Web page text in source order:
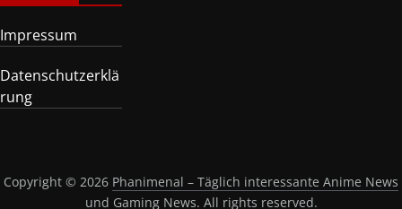
Impressum
Datenschutzerklä
rung
Copyright © 2026 Phanimenal – Täglich interessante Anime News
und Gaming News. All rights reserved.